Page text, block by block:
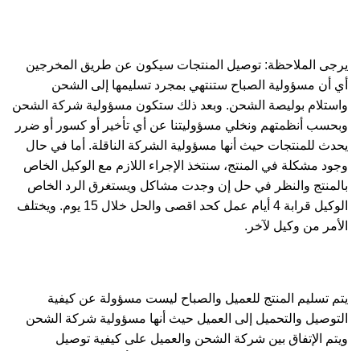
يرجى الملاحظة: توصيل المنتجات سيكون عن طريق المخرجين
أي أن مسؤولية الصباح ستنتهي بمجرد تسليمها إلى الشحن
واستلام بوليصة الشحن. وبعد ذلك ستكون مسؤولية شركة الشحن
وبحسب أنظمتهم ونخلي مسؤوليتنا عن أي تأخير أو كسور أو ضرر
يحدث للمنتجات حيث أنها مسؤولية الشركة الناقلة. أما في حال
وجود مشكلة في المنتج، سنتخذ الإجراء اللازم مع الوكيل الخاص
بالمنتج والنظر في حل إن وجدت مشاكل ويستغرق الرد الخاص
الوكيل قرابة 4 أيام عمل كحد اقصى والحل خلال 15 يوم. ويختلف
الأمر من وكيل لآخر.
يتم تسليم المنتج للعميل والصباح ليست مسؤولة عن كيفية
التوصيل والتحميل إلى العميل حيث أنها مسؤولية شركة الشحن
ويتم الإتفاق بين شركة الشحن والعميل على كيفية توصيل